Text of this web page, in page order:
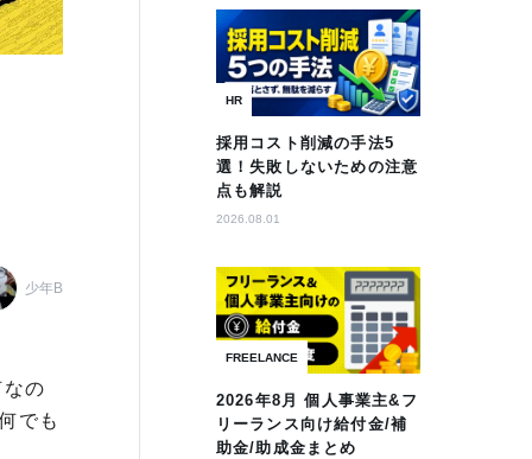
少年B
の
でも
HR
採用コスト削減の手法5
選！失敗しないための注意
点も解説
2026.08.01
FREELANCE
2026年8月 個人事業主&フ
リーランス向け給付金/補
助金/助成金まとめ